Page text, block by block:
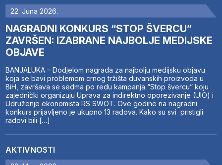
22. Juna 2026.
NAGRADNI KONKURS “STOP ŠVERCU”
ZAVRŠEN: IZABRANE NAJBOLJE MEDIJSKE
OBJAVE
BANJALUKA – Dodjelom nagrada za najbolju medijsku objavu
koja se bavi problemom crnog tržišta duvanskih proizvoda u
BiH, završava se sedma po redu kampanja “Stop švercu” koju
zajednički organizuju Uprava za indirektno oporezivanje (UIO) i
Udruženje ekonomista RS SWOT. Ove godine na nagradni
konkurs prijavljeno je ukupno 13 radova. Kako su svi pristigli
radovi bili […]
AKTIVNOSTI